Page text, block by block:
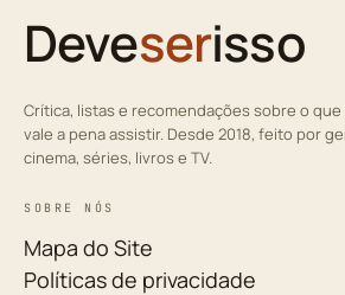
Deveserisso
Crítica, listas e recomendações sobre o
vale a pena assistir. Desde 2018, feito por
cinema, séries, livros e TV.
SOBRE NÓS
Mapa do Site
Políticas de privacidade